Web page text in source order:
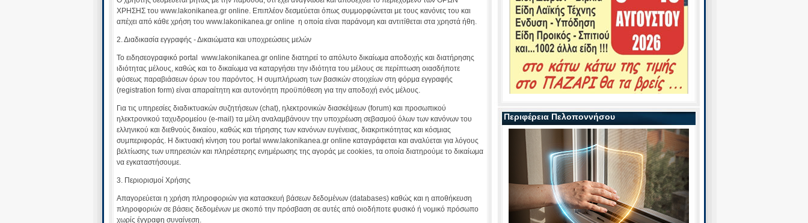
Περιφέρεια Πελοποννήσου
ΧΡΗΣΗΣ του www.lakonikanea.gr online. Επιπλέον δεσμεύεται όπως συμμορφώνεται με τους κανόνες του και
απέχει από κάθε χρήση του www.lakonikanea.gr online η οποία είναι παράνομη και αντιτίθεται στα χρηστά ήθη.
2. Διαδικασία εγγραφής - Δικαιώματα και υποχρεώσεις μελών
Το ειδησεογραφικό portal www.lakonikanea.gr online διατηρεί το απόλυτο δικαίωμα αποδοχής και διατήρησης
ιδιότητας μέλους, καθώς και το δικαίωμα να καταργήσει την ιδιότητα του μέλους σε περίπτωση οιασδήποτε
φύσεως παραβιάσεων όρων του παρόντος. Η συμπλήρωση των βασικών στοιχείων στη φόρμα εγγραφής
(registration form) είναι απαραίτητη και αυτονόητη προϋπόθεση για την αποδοχή ενός μέλους.
Για τις υπηρεσίες διαδικτυακών συζητήσεων (chat), ηλεκτρονικών διασκέψεων (forum) και προσωπικού
ηλεκτρονικού ταχυδρομείου (e-mail) τα μέλη αναλαμβάνουν την υποχρέωση σεβασμού όλων των κανόνων του
ελληνικού και διεθνούς δικαίου, καθώς και τήρησης των κανόνων ευγένειας, διακριτικότητας και κόσμιας
συμπεριφοράς. Η δικτυακή κίνηση του portal www.lakonikanea.gr online καταγράφεται και αναλύεται για λόγους
βελτίωσης των υπηρεσιών και πληρέστερης ενημέρωσης της αγοράς με cookies, τα οποία διατηρούμε το δικαίωμα
να εγκαταστήσουμε.
3. Περιορισμοί Χρήσης
Απαγορεύεται η χρήση πληροφοριών για κατασκευή βάσεων δεδομένων (databases) καθώς και η αποθήκευση
πληροφοριών σε βάσεις δεδομένων με σκοπό την πρόσβαση σε αυτές από οιοδήποτε φυσικό ή νομικό πρόσωπο
χωρίς έγγραφη συναίνεση.